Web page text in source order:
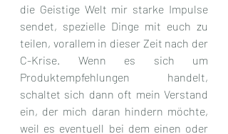
die Geistige Welt mir starke Impulse
sendet, spezielle Dinge mit euch zu
teilen, vorallem in dieser Zeit nach der
C-Krise. Wenn es sich um
Produktempfehlungen handelt,
schaltet sich dann oft mein Verstand
ein, der mich daran hindern möchte,
weil es eventuell bei dem einen oder